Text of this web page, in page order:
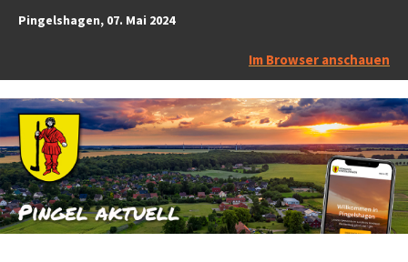
Pingelshagen, 07. Mai 2024
Im Browser anschauen